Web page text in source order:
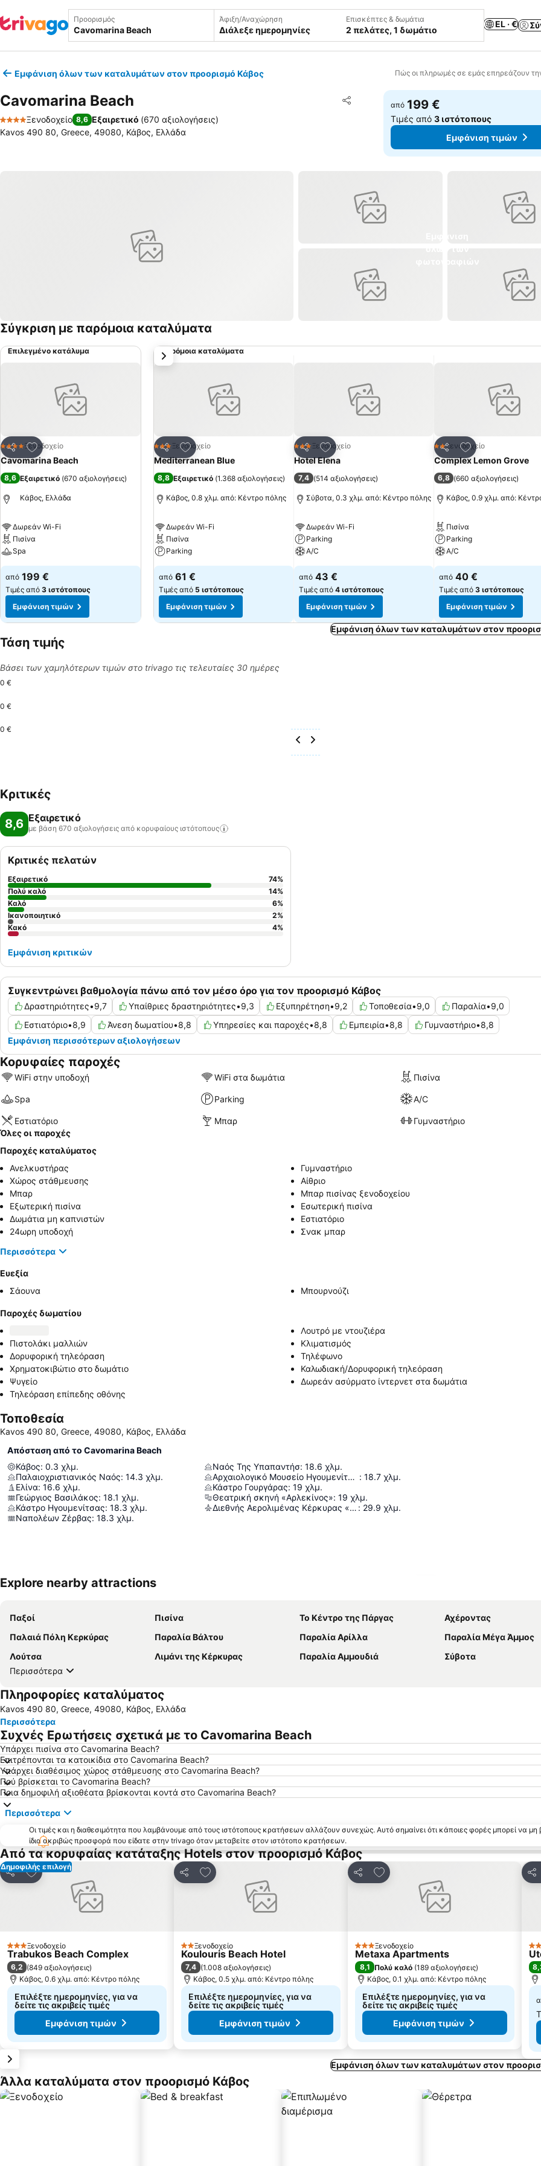
Προορισμός Άφιξη/Αναχώρηση
Διάλεξε ημερομηνίες
Επισκέπτες & δωμάτια
2 πελάτες, 1 δωμάτιο
EL · €
Εμφάνιση όλων των καταλυμάτων στον προορισμό Κάβος Πώς οι πληρωμές σε εμάς επηρεάζουν
Cavomarina Beach Κοινοποίηση
Προσθήκη στα αγαπημένα
4 Αστέρια
Ξενοδοχείο 8,6 Εξαιρετικό (670 αξιολογήσεις)
Kavos 490 80, Greece, 49080, Κάβος, Ελλάδα
από 199 €
Τιμές από3 ιστότοπους
Εμφάνιση τιμών
Σύγκριση με παρόμοια καταλύματα
Επιλεγμένο κατάλυμα
Κοινοποίηση
Προσθήκη στα αγαπημένα
4 ΑστέριαΞενοδοχείο
Cavomarina Beach
8,6 Εξαιρετικό (670 αξιολογήσεις)
Κάβος, Ελλάδα
Δωρεάν Wi-Fi
Πισίνα
Spa
από 199 €
Τιμές από 3 ιστότοπους
Εμφάνιση τιμών
Παρόμοια καταλύματα
Κοινοποίηση
Προσθήκη στα αγαπημένα
3 ΑστέριαΞενοδοχείο
Mediterranean Blue
8,8 Εξαιρετικό (1.368 αξιολογήσεις)
Κάβος, 0.8 χλμ. από: Κέντρο πόλης
Δωρεάν Wi-Fi
Πισίνα
Parking
από 61 €
Τιμές από 5 ιστότοπους
Εμφάνιση τιμών
Κοινοποίηση
Προσθήκη στα αγαπημένα
3 ΑστέριαΞενοδοχείο
Hotel Elena
7,4 (514 αξιολογήσεις)
Σύβοτα, 0.3 χλμ. από: Κέντρο πόλης
Δωρεάν Wi-Fi
Parking
A/C
από 43 €
Τιμές από 4 ιστότοπους
Εμφάνιση τιμών
Κοινοποίηση
Προσθήκη στα
2 Αστέρια
Ξενοδοχείο
Complex Lemon Grove
6,8 (660 αξιολογήσεις)
Κάβος, 0.9 χλμ. από:
Πισίνα
Parking
A/C
από 40 €
Τιμές από 3 ιστότοπους
Εμφάνιση τιμών
επόμενο
Εμφάνιση όλων των καταλυμάτων στον
Τάση τιμής
Βάσει των χαμηλότερων τιμών στο trivago τις τελευταίες 30 ημέρες
0 €
0 €
0 €
Κριτικές
8,6 Εξαιρετικό
με βάση 670 αξιολογήσεις από κορυφαίους ιστότοπους
Συγκεντρώνει βαθμολογία πάνω από τον μέσο όρο για τον προορισμό Κάβος
Δραστηριότητες•9,7 Υπαίθριες δραστηριότητες•9,3 Εξυπηρέτηση•9,2 Τοποθεσία•9,0 Παραλία•9,0
Εστιατόριο•8,9 Άνεση δωματίου•8,8 Υπηρεσίες και παροχές•8,8 Εμπειρία•8,8 Γυμναστήριο•8,8
Εμφάνιση περισσότερων αξιολογήσεων
Κριτικές πελατών
Εξαιρετικό 74%
Πολύ καλό
14%
Καλό
6%
Ικανοποιητικό
2%
Κακό
4%
Εμφάνιση κριτικών
Κορυφαίες παροχές
WiFi στην υποδοχή WiFi στα δωμάτια Πισίνα
Spa Parking A/C
Εστιατόριο Μπαρ
Γυμναστήριο
Όλες οι παροχές
Παροχές καταλύματος
Ανελκυστήρας
Γυμναστήριο
Χώρος στάθμευσης
Αίθριο
Μπαρ
Μπαρ πισίνας ξενοδοχείου
Εξωτερική πισίνα
Εσωτερική πισίνα
Δωμάτια μη καπνιστών
Εστιατόριο
24ωρη υποδοχή
Σνακ μπαρ
Περισσότερα
Ευεξία
Σάουνα
Μπουρνούζι
Παροχές δωματίου
Λουτρό με ντουζιέρα
Πιστολάκι μαλλιών
Κλιματισμός
Δορυφορική τηλεόραση
Τηλέφωνο
Χρηματοκιβώτιο στο δωμάτιο
Καλωδιακή/Δορυφορική τηλεόραση
Ψυγείο
Δωρεάν ασύρματο ίντερνετ στα δωμάτια
Τηλεόραση επίπεδης οθόνης
Τοποθεσία
Kavos 490 80, Greece, 49080, Κάβος, Ελλάδα
Απόσταση από το Cavomarina Beach
Κάβος: 0.3 χλμ.
Παλαιοχριστιανικός Ναός: 14.3 χλμ.
Ελίνα: 16.6 χλμ.
Γεώργιος Βασιλάκος: 18.1 χλμ.
Κάστρο Ηγουμενίτσας: 18.3 χλμ.
Ναπολέων Ζέρβας: 18.3 χλμ.
Ναός Της Υπαπαντήσ: 18.6 χλμ.
Αρχαιολογικό Μουσείο Ηγουμενίτσας : 18.7 χλμ.
Κάστρο Γουργάρας: 19 χλμ.
Θεατρική σκηνή «Αρλεκίνος»: 19 χλμ.
Διεθνής Αερολιμένας Κέρκυρας «Ιωάννης Καποδίστριας» : 29.9 χλμ.
Explore nearby attractions
Παξοί Πισίνα Το Κέντρο της Πάργας
Αχέροντας
Παλαιά Πόλη Κερκύρας
Παραλία Βάλτου Παραλία Αρίλλα
Παραλία Μέγα Άμμος
Λούτσα
Λιμάνι της Κέρκυρας Παραλία Αμμουδιά
Σύβοτα
Περισσότερα
Πληροφορίες καταλύματος
Kavos 490 80, Greece, 49080, Κάβος, Ελλάδα
Περισσότερα
Συχνές Ερωτήσεις σχετικά με το Cavomarina Beach
Υπάρχει πισίνα στο Cavomarina Beach?
Επιτρέπονται τα κατοικίδια στο Cavomarina Beach?
Υπάρχει διαθέσιμος χώρος στάθμευσης στο Cavomarina Beach?
Πού βρίσκεται το Cavomarina Beach?
Ποια δημοφιλή αξιοθέατα βρίσκονται κοντά στο Cavomarina Beach?
Περισσότερα
Οι τιμές και η διαθεσιμότητα που λαμβάνουμε από τους ιστότοπους κρατήσεων αλλάζουν συνεχώς. Αυτό σημαίνει ότι κάποιες φορές μπορεί να μη
ίδια ακριβώς προσφορά που είδατε στην trivago όταν μεταβείτε στον ιστότοπο κρατήσεων.
Από τα κορυφαίας κατάταξης Hotels στον προορισμό Κάβος
Δημοφιλής επιλογή
Κοινοποίηση
Προσθήκη στα αγαπημένα
3 ΑστέριαΞενοδοχείο
Trabukos Beach Complex
6,2 (849 αξιολογήσεις)
Κάβος, 0.6 χλμ. από: Κέντρο πόλης
Επιλέξτε ημερομηνίες, για να
δείτε τις ακριβείς τιμές
Εμφάνιση τιμών
Κοινοποίηση
Προσθήκη στα αγαπημένα
2 Αστέρια
Ξενοδοχείο
Koulouris Beach Hotel
7,4 (1.008 αξιολογήσεις)
Κάβος, 0.5 χλμ. από: Κέντρο πόλης
Επιλέξτε ημερομηνίες, για να
δείτε τις ακριβείς τιμές
Εμφάνιση τιμών
Κοινοποίηση
Προσθήκη στα αγαπημένα
3 ΑστέριαΞενοδοχείο
Metaxa Apartments
8,1 Πολύ καλό (189 αξιολογήσεις)
Κάβος, 0.1 χλμ. από: Κέντρο πόλης
Επιλέξτε ημερομηνίες, για να
δείτε τις ακριβείς τιμές
Εμφάνιση τιμών
2
Εμφάνιση όλων των καταλυμάτων στον
Άλλα καταλύματα στον προορισμό Κάβος